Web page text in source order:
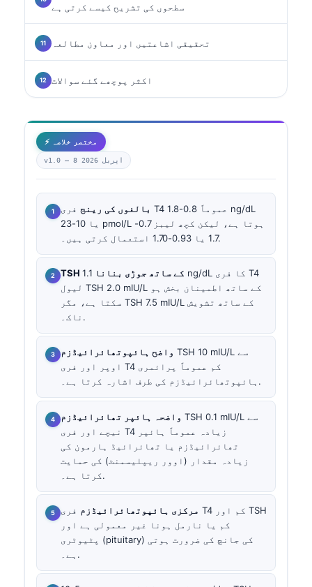
سطحوں کی تشریح کیسے کرتی ہے
تحقیقی اشاعتیں اور معاون مطالعہ
اکثر پوچھے گئے سوالات
⚡ مختصر خلاصہ
v1.0 — 8 اپریل 2026
بالغوں کی رینج فری T4 عموماً 0.8-1.8 ng/dL
یا 10-23 pmol/L ہوتا ہے، لیکن کچھ لیبز 0.7-
1.7 یا 0.93-1.70 استعمال کرتی ہیں۔.
TSH کے ساتھ جوڑی بنانا 1.1 ng/dL کا فری T4
لیول TSH 2.0 mIU/L کے ساتھ اطمینان بخش ہو
سکتا ہے، مگر TSH 7.5 mIU/L کے ساتھ تشویش
ناک۔.
واضح ہائپوتھائرائیڈزم TSH 10 mIU/L سے
اوپر اور فری T4 کم عموماً پرائمری
ہائپوتھائرائیڈزم کی طرف اشارہ کرتا ہے۔.
واضحہ ہائپر تھائرائیڈزم TSH 0.1 mIU/L سے
نیچے اور فری T4 زیادہ عموماً ہائپر
تھائرائیڈزم یا تھائرائیڈ ہارمون کی
زیادہ مقدار (اوور ریپلیسمنٹ) کی حمایت
کرتا ہے۔.
مرکزی ہائپوتھائرائیڈزم فری T4 کم اور TSH
کم یا نارمل ہونا غیر معمولی ہے اور
پٹیوٹری (pituitary) کی جانچ کی ضرورت ہوتی
ہے۔.